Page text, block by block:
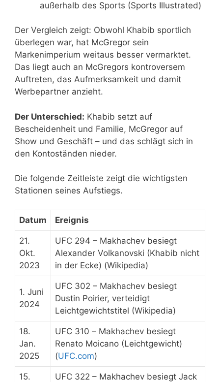
außerhalb des Sports (Sports Illustrated)
Der Vergleich zeigt: Obwohl Khabib sportlich
überlegen war, hat McGregor sein
Markenimperium weitaus besser vermarktet.
Das liegt auch an McGregors kontroversem
Auftreten, das Aufmerksamkeit und damit
Werbepartner anzieht.
Der Unterschied: Khabib setzt auf
Bescheidenheit und Familie, McGregor auf
Show und Geschäft – und das schlägt sich in
den Kontoständen nieder.
Die folgende Zeitleiste zeigt die wichtigsten
Stationen seines Aufstiegs.
Datum Ereignis
21.
Okt.
2023
UFC 294 – Makhachev besiegt
Alexander Volkanovski (Khabib nicht
in der Ecke) (Wikipedia)
1. Juni
2024
UFC 302 – Makhachev besiegt
Dustin Poirier, verteidigt
Leichtgewichtstitel (Wikipedia)
18.
Jan.
2025
UFC 310 – Makhachev besiegt
Renato Moicano (Leichtgewicht)
(UFC.com)
15.
UFC 322 – Makhachev besiegt Jack